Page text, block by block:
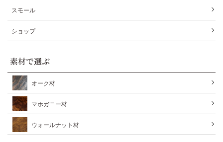
スモール
ショップ
素材で選ぶ
オーク材
マホガニー材
ウォールナット材